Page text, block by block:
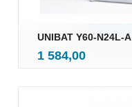
UNIBAT Y60-N24L-A
Pris
1 584,00mva.